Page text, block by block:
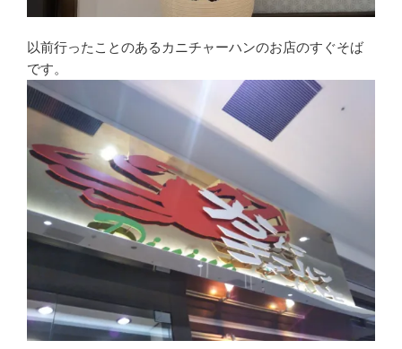
以前行ったことのあるカニチャーハンのお店のすぐそば
です。